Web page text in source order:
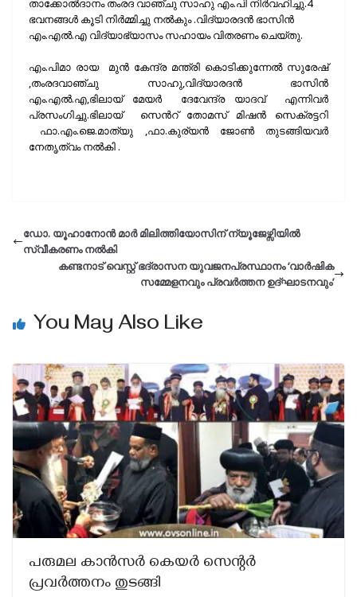
താക്കോല്‍ദാനം തംരദ വാഞ്ചു സാഹു എം.പി നിര്‍വഹിച്ചു.4
ഭവനങ്ങള്‍ കൂടി നിര്‍മ്മിച്ചു നല്‍കും .വിദ്യാരദന്‍ ഭാസിന്‍
എം.എല്‍.എ വിദ്യാഭ്യാസം സഹായം വിതരണം ചെയ്തു.
എം.പിമാ രായ മുന്‍ കേന്ദ്ര മന്ത്രി കൊടിക്കുന്നേല്‍ സുരേഷ്
,തംരദവാഞ്ചു സാഹു,വിദ്യാരദന്‍ ഭാസിന്‍
എം.എല്‍.എ,ഭിലായ് മേയര്‍ ദേവേന്ദ്ര യാദവ് എന്നിവര്‍
പ്രസംഗിച്ചു.ഭിലായ് സെന്‍റ് തോമസ് മിഷന്‍ സെക്രട്ടറി
ഫാ.എം.ജെ.മാത്യു ,ഫാ.കുര്യന്‍ ജോണ്‍ തുടങ്ങിയവര്‍
നേതൃത്വം നല്‍കി .
ഡോ. യൂഹാനോൻ മാർ മിലിത്തിയോസിന് ന്യൂജേഴ്സിയിൽ
സ്വീകരണം നല്‍കി
കണ്ടനാട് വെസ്റ്റ് ഭദ്രാസന യുവജനപ്രസ്ഥാനം ‘വാർഷിക
സമ്മേളനവും പ്രവർത്തന ഉദ്ഘാടനവും’
You May Also Like
പരുമല കാൻസർ കെയർ സെന്റർ
പ്രവർത്തനം തുടങ്ങി